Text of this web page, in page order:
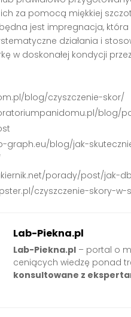
za pomocą miękkiej
jest impregnacja,
działania i
w doskonałej kondycji
blog/czyszczenie-skor/
blog/
graph.eu/blog/jak-
porady/post/jak-
czyszczenie-skory-
Lab-Piekna.pl
Lab-Piekna.pl – portal o
ceniących wiedzę ponad
konsultowane z